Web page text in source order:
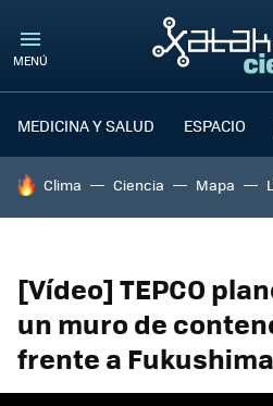
MENÚ
MEDICINA Y SALUD ESPACIO
HOY SE HABLA DE
Clima Ciencia Mapa
[Vídeo] TEPCO
un muro de
frente a Fukushima